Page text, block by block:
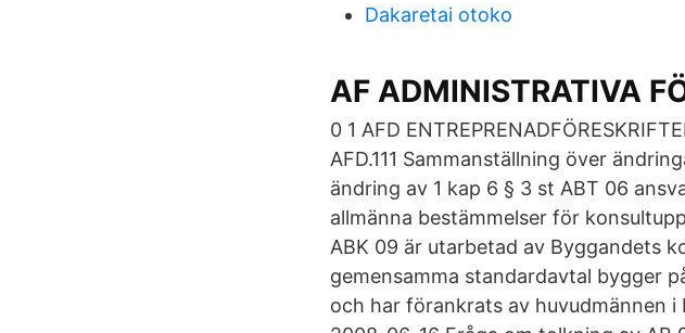
Dakaretai otoko
AF ADMINISTRATIVA
0 1 AFD
AFD.111 Sammanställning över
ändring av 1 kap 6 § 3 st ABT 06
allmänna bestämmelser för
ABK 09 är utarbetad av Byggandets
gemensamma standardavtal bygger
och har förankrats av huvudmännen